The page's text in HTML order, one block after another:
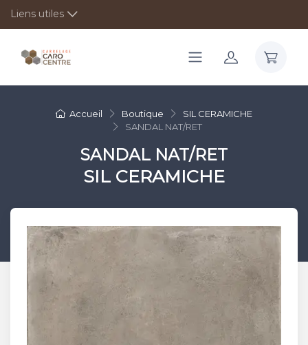
Liens utiles
Accueil Boutique
SIL CERAMICHE
SANDAL NAT/RET
SANDAL NAT/RET
SIL CERAMICHE